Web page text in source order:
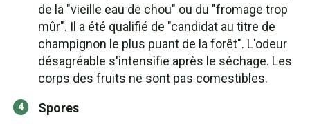
de la "vieille eau de chou" ou du "fromage trop
mûr". Il a été qualifié de "candidat au titre de
champignon le plus puant de la forêt". L'odeur
désagréable s'intensifie après le séchage. Les
corps des fruits ne sont pas comestibles.
Spores